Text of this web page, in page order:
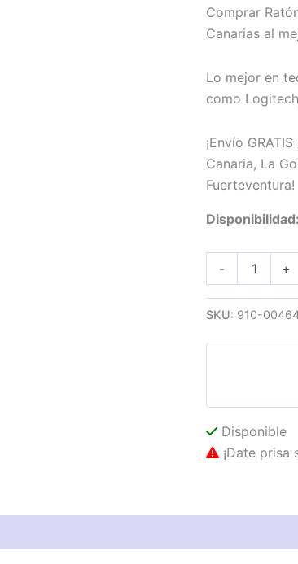
Comprar
Canarias al
Lo mejor en
como
¡Envío
Canaria, La
Fuerteventura!
Disponibilidad:
-
LOGITECH
Wireless
Rojo
+
SKU: 910-
Disponible
¡Date prisa